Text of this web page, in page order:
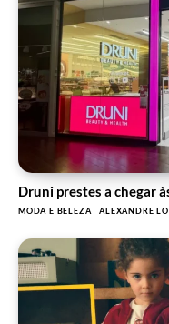
Druni prestes a chegar
MODA E BELEZA ALEXANDRE